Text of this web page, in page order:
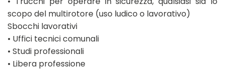
scopo del multirotore (uso ludico o lavorativo)
Sbocchi lavorativi
• Uffici tecnici comunali
• Studi professionali
• Libera professione